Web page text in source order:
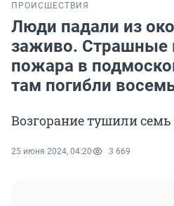
ПРОИСШЕСТВИЯ
Люди падали из
заживо. Страшные
пожара в
там погибли
Возгорание тушили семь
25 июня 2024, 04:20 3 669